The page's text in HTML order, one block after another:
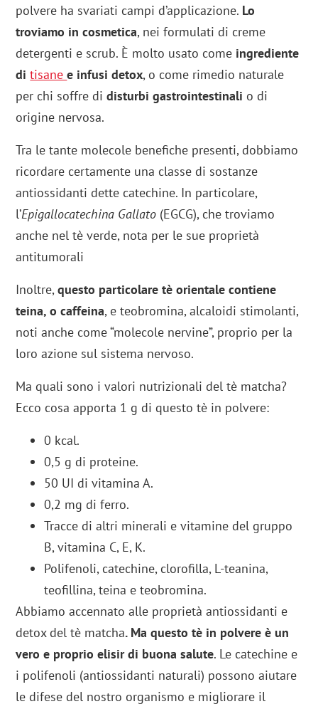
polvere ha svariati campi d’applicazione. Lo
troviamo in cosmetica, nei formulati di creme
detergenti e scrub. È molto usato come ingrediente
ditisanee infusi detox, o come rimedio naturale
per chi soffre didisturbi gastrointestinali o di
origine nervosa.
Tra le tante molecole benefiche presenti, dobbiamo
ricordare certamente una classe di sostanze
antiossidanti dette catechine. In particolare,
l’Epigallocatechina Gallato (EGCG), che troviamo
anche nel tè verde, nota per le sue proprietà
antitumorali
Inoltre,questo particolare tè orientale contiene
teina, o caffeina, e teobromina, alcaloidi stimolanti,
noti anche come “molecole nervine”, proprio per la
loro azione sul sistema nervoso.
Ma quali sono i valori nutrizionali del tè matcha?
Ecco cosa apporta 1 g di questo tè in polvere:
0 kcal.
0,5 g di proteine.
50 UI di vitamina A.
0,2 mg di ferro.
Tracce di altri minerali e vitamine del gruppo
B, vitamina C, E, K.
Polifenoli, catechine, clorofilla, L-teanina,
teofillina, teina e teobromina.
Abbiamo accennato alle proprietà antiossidanti e
detox del tè matcha. Ma questo tè in polvere è un
vero e proprio elisir di buona salute. Le catechine e
i polifenoli (antiossidanti naturali) possono aiutare
le difese del nostro organismo e migliorare il